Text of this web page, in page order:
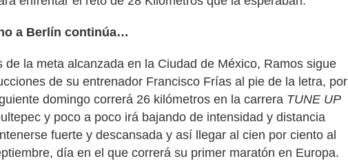
a Berlín continúa…
de la meta alcanzada en la Ciudad de México, Ramos sigue
de su entrenador Francisco Frías al pie de la letra, por
domingo correrá 26 kilómetros en la carrera TUNE UP
y poco a poco irá bajando de intensidad y distancia
fuerte y descansada y así llegar al cien por ciento al
día en el que correrá su primer maratón en Europa.